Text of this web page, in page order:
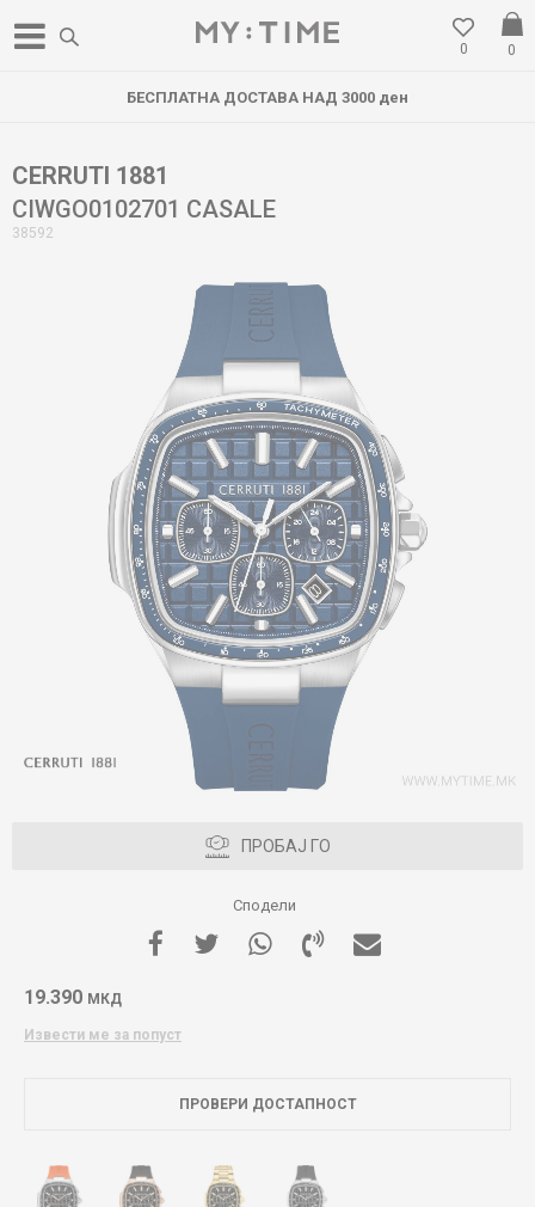
0
0
БЕСПЛАТНА ДОСТАВА НАД 3000 ден
CERRUTI 1881
CIWGO0102701 CASALE
38592
ПРОБАЈ ГО
Сподели
19.390 МКД
Извести ме за попуст
ПРОВЕРИ ДОСТАПНОСТ